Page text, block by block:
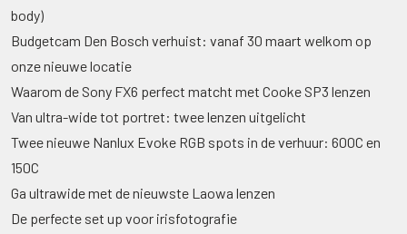
body)
Budgetcam Den Bosch verhuist: vanaf 30 maart welkom op
onze nieuwe locatie
Waarom de Sony FX6 perfect matcht met Cooke SP3 lenzen
Van ultra-wide tot portret: twee lenzen uitgelicht
Twee nieuwe Nanlux Evoke RGB spots in de verhuur: 600C en
150C
Ga ultrawide met de nieuwste Laowa lenzen
De perfecte set up voor irisfotografie